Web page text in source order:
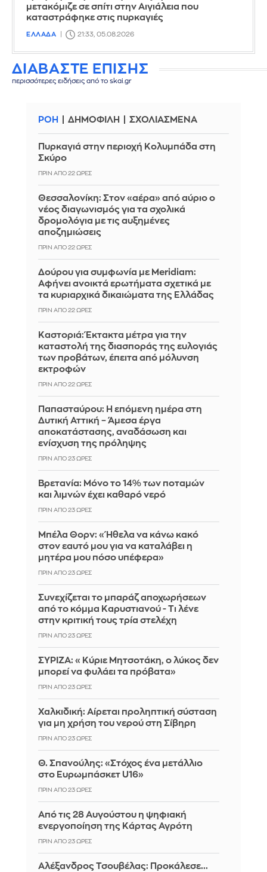
μετακόμιζε σε σπίτι στην Αιγιάλεια που
καταστράφηκε στις πυρκαγιές
ΕΛΛΑΔΑ 21:33, 05.08.2026
ΔΙΑΒΑΣΤΕ ΕΠΙΣΗΣ
περισσότερες ειδήσεις από το skai.gr
ΡΟΗ ΔΗΜΟΦΙΛΗ ΣΧΟΛΙΑΣΜΕΝΑ
Πυρκαγιά στην περιοχή Κολυμπάδα στη
Σκύρο
ΠΡΙΝ ΑΠΌ 22 ΏΡΕΣ
Θεσσαλονίκη: Στον «αέρα» από αύριο ο
νέος διαγωνισμός για τα σχολικά
δρομολόγια με τις αυξημένες
αποζημιώσεις
ΠΡΙΝ ΑΠΌ 22 ΏΡΕΣ
Δούρου για συμφωνία με Meridiam:
Αφήνει ανοικτά ερωτήματα σχετικά με
τα κυριαρχικά δικαιώματα της Ελλάδας
ΠΡΙΝ ΑΠΌ 22 ΏΡΕΣ
Καστοριά: Έκτακτα μέτρα για την
καταστολή της διασποράς της ευλογιάς
των προβάτων, έπειτα από μόλυνση
εκτροφών
ΠΡΙΝ ΑΠΌ 22 ΏΡΕΣ
Παπασταύρου: Η επόμενη ημέρα στη
Δυτική Αττική – Άμεσα έργα
αποκατάστασης, αναδάσωση και
ενίσχυση της πρόληψης
ΠΡΙΝ ΑΠΌ 23 ΏΡΕΣ
Βρετανία: Μόνο το 14% των ποταμών
και λιμνών έχει καθαρό νερό
ΠΡΙΝ ΑΠΌ 23 ΏΡΕΣ
Μπέλα Θορν: «Ήθελα να κάνω κακό
στον εαυτό μου για να καταλάβει η
μητέρα μου πόσο υπέφερα»
ΠΡΙΝ ΑΠΌ 23 ΏΡΕΣ
Συνεχίζεται το μπαράζ αποχωρήσεων
από το κόμμα Καρυστιανού - Τι λένε
στην κριτική τους τρία στελέχη
ΠΡΙΝ ΑΠΌ 23 ΏΡΕΣ
ΣΥΡΙΖΑ: «Κύριε Μητσοτάκη, ο λύκος δεν
μπορεί να φυλάει τα πρόβατα»
ΠΡΙΝ ΑΠΌ 23 ΏΡΕΣ
Χαλκιδική: Αίρεται προληπτική σύσταση
για μη χρήση του νερού στη Σίβηρη
ΠΡΙΝ ΑΠΌ 23 ΏΡΕΣ
Θ. Σπανούλης: «Στόχος ένα μετάλλιο
στο Ευρωμπάσκετ U16»
ΠΡΙΝ ΑΠΌ 23 ΏΡΕΣ
Από τις 28 Αυγούστου η ψηφιακή
ενεργοποίηση της Κάρτας Αγρότη
ΠΡΙΝ ΑΠΌ 23 ΏΡΕΣ
Αλέξανδρος Τσουβέλας: Προκάλεσε...